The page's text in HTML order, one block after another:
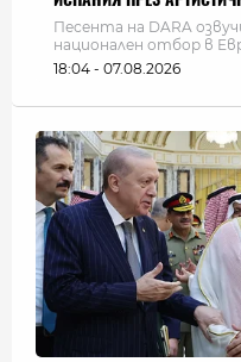
Песента на DARA
национален отбор в
18:04 - 07.08.2026